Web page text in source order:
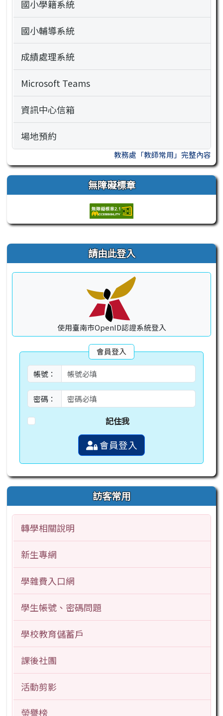
國小學籍系統
國小輔導系統
成績處理系統
Microsoft Teams
資訊中心信箱
場地預約
教務處「教師常用」完整內容
無障礙標章
右邊區域內容 請由此登入
使用臺南市OpenID認證系統登入
會員登入
帳號：
密碼：
記住我
會員登入
訪客常用
轉學相關說明
新生專網
學雜費入口網
學生帳號、密碼問題
學校教育儲蓄戶
課後社團
活動剪影
榮譽榜